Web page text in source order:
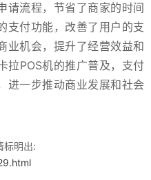
请流程，节省了商家的时间
支付功能，改善了用户的支
业机会，提升了经营效益和
拉POS机的推广普及，支付
进一步推动商业发展和社会
标明出: